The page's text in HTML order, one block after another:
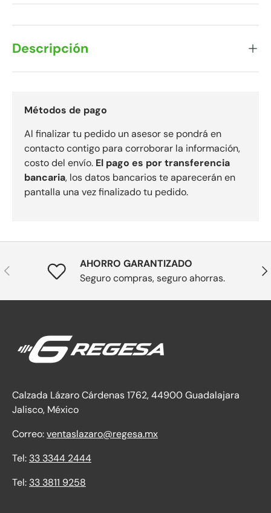
Descripción
Métodos de pago
Al finalizar tu pedido un asesor se pondrá en
contacto contigo para corroborar la información,
costo del envío. El pago es por transferencia
bancaria, los datos bancarios te aparecerán en
pantalla una vez finalizado tu pedido.
Anterior
AHORRO GARANTIZADO
Seguro compras, seguro ahorras.
Calzada Lázaro Cárdenas 1762, 44900 Guadalajara
Jalisco, México
Correo:ventaslazaro@regesa.mx
Tel: 33 3344 2444
Tel: 33 3811 9258